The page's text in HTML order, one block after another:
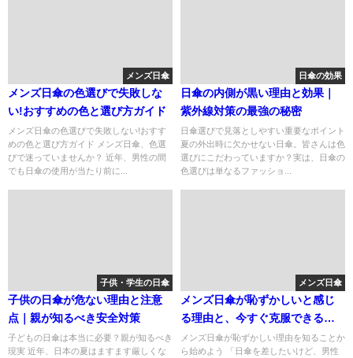
メンズ日傘
メンズ日傘の色選びで失敗しな
い!おすすめの色と選び方ガイド
メンズ日傘の色選びで失敗しない!おすす
めの色と選び方ガイド メンズ日傘、色選
びで迷っていませんか？ 近年、男性の間
でも日傘の使用が当たり前に...
日傘の効果
日傘の内側が黒い理由と効果｜
紫外線対策の最強の秘密
日傘選びで見落としやすい重要なポイント
夏の外出時に欠かせない日傘。皆さんは色
選びにこだわっていますか？実は、日傘の
色選びは単なるファッショ...
子供・学生の日傘
子供の日傘が危ない理由と注意
点｜親が知るべき安全対策
子どもの日傘は本当に必要？親が知るべき
現実 近年、日本の夏はますます厳しくな
メンズ日傘
メンズ日傘が恥ずかしいと感じ
る理由と、今すぐ克服できる対
策法
メンズ日傘が恥ずかしい理由を知ることか
ら始めよう 「日傘を差したいけど、男性